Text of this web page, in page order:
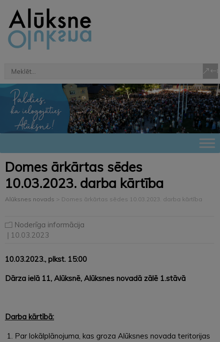
Domes ārkārtas sēdes
10.03.2023. darba kārtība
Alūksnes novads > Domes ārkārtas sēdes 10.03.2023. darba kārtība
Noderīga informācija
| 10.03.2023
10.03.2023., plkst. 15:00
Dārza ielā 11, Alūksnē, Alūksnes novadā zālē 1.stāvā
Darba kārtībā:
Par lokālplānojuma, kas groza Alūksnes novada teritorijas